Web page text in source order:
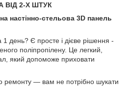
2-Х ШТУК
настінно-стельова 3D панель
день? Є просте і дієве рішення -
поліпропілену. Це легкий,
який допоможе приховати
ремонту — вам не потрібно шукати